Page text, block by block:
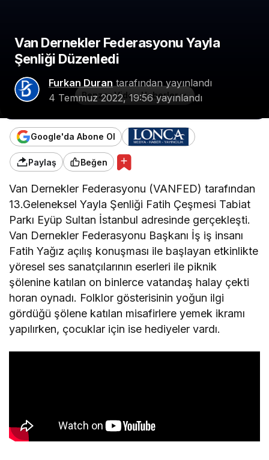
Benzer Video Haberler
Van Dernekler Federasyonu Yayla
Şenliği Düzenledi
Furkan Duran tarafından yayınlandı
4 Temmuz 2022, 19:56yayınlandı
Google'da Abone Ol
Paylaş Beğen
Van Dernekler Federasyonu (VANFED) tarafından
13.Geleneksel Yayla Şenliği Fatih Çeşmesi Tabiat
Parkı Eyüp Sultan İstanbul adresinde gerçekleşti.
Van Dernekler Federasyonu Başkanı İş iş insanı
Fatih Yağız açılış konuşması ile başlayan etkinlikte
yöresel ses sanatçılarının eserleri ile piknik
şölenine katılan on binlerce vatandaş halay çekti
horan oynadı. Folklor gösterisinin yoğun ilgi
gördüğü şölene katılan misafirlere yemek ikramı
yapılırken, çocuklar için ise hediyeler vardı.